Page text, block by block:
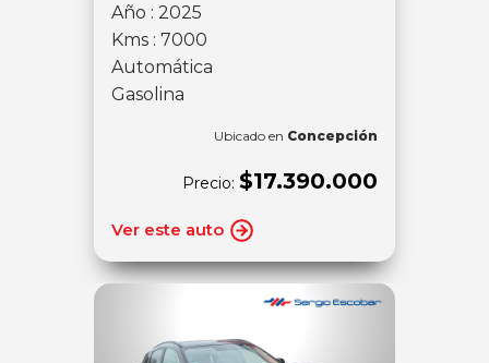
Año : 2025
Kms : 7000
Automática
Gasolina
Ubicado en Concepción
Precio: $17.390.000
Ver este auto